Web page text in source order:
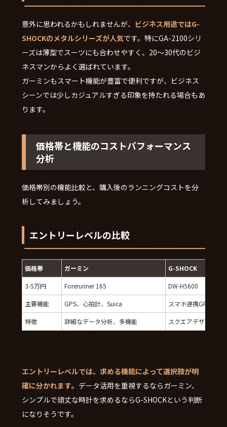
意外に思われるかもしれませんが、 ビジネス用途ではG-
SHOCKのメタルシリーズが人気です。特にGA-2100シリ
ーズは薄型でスーツにも合わせやすく、20～30代のビジ
ネスマンからよく選ばれています。
ガーミンもスマート機能が豊富で便利ですが、ビジネス
シーンでは少しカジュアルすぎる印象を持たれる場合もあ
ります。
価格帯と機能のコストパフォーマンス
分析
価格帯別の機能比較と、購入後のランニングコストを分
析してみましょう。
エントリーレベルの比較
価格帯 ガーミン G-SHOCK
3-5万円 Forerunner 165 DW-H5600
主要機能 GPS、心拍計、Suica スマホ連携GPS、心
特徴 詳細なデータ分析、多機能 スクエアデザイン、
エントリーレベルでは、求める機能によって選択肢が明
確に分かれます。データ活用を重視するならガーミン、
シンプルで頑丈な時計を求めるならG-SHOCKという判断
になりそうです。